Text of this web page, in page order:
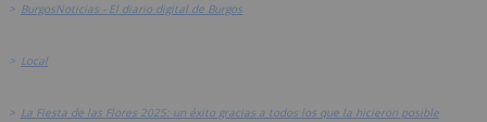
> BurgosNoticias - El diario digital de Burgos
> Local
> La Fiesta de las Flores 2025: un éxito gracias a todos los que la hicieron posible